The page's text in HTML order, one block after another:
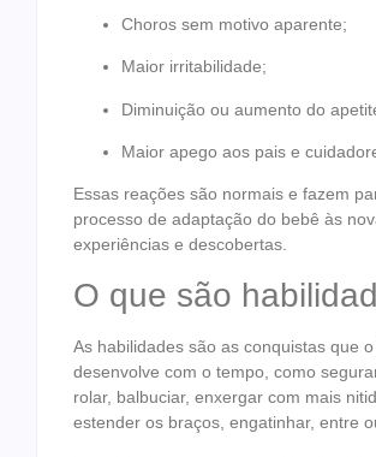
Choros sem motivo aparente;
Maior irritabilidade;
Diminuição ou aumento do
Maior apego aos pais e
Essas reações são normais e fazem
processo de adaptação do bebê às
experiências e descobertas.
O que são
As habilidades são as conquistas que
desenvolve com o tempo, como
rolar, balbuciar, enxergar com mais
estender os braços, engatinhar, entre